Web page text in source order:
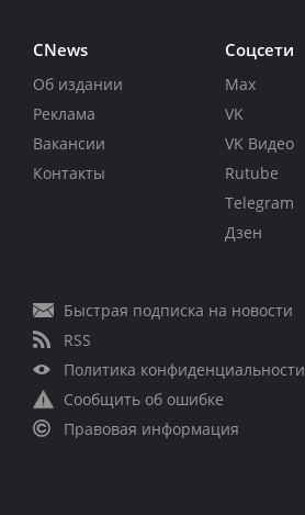
CNews
Об издании
Реклама
Вакансии
Контакты
Соцсети
Max
VK
VK Видео
Rutube
Telegram
Дзен
Быстрая подписка на новости
RSS
Политика конфиденциальности
Сообщить об ошибке
Правовая информация